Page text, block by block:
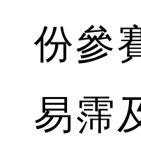
份參
易霈